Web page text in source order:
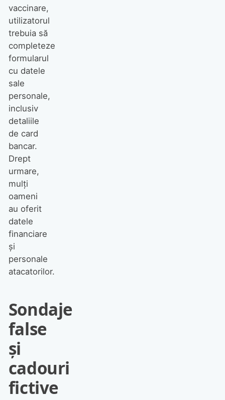
vaccinare,
utilizatorul
trebuia să
completeze
formularul
cu datele
sale
personale,
inclusiv
detaliile
de card
bancar.
Drept
urmare,
mulți
oameni
au oferit
datele
financiare
și
personale
atacatorilor.
Sondaje
false
și
cadouri
fictive